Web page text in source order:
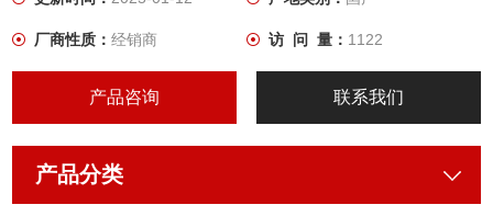
厂商性质：经销商 访 问 量： 1122
产品咨询 联系我们
产品分类